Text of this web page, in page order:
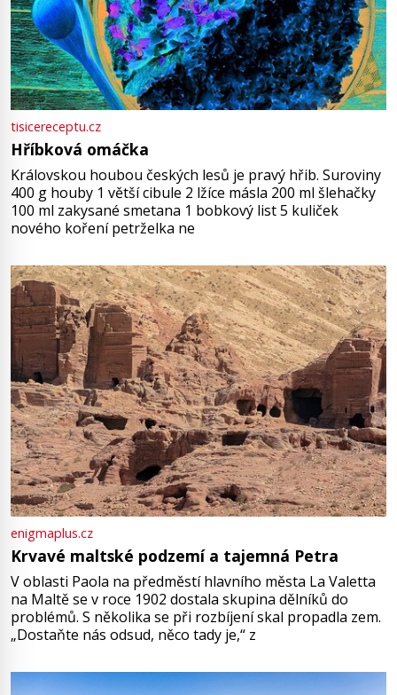
tisicereceptu.cz
Hříbková omáčka
Královskou houbou českých lesů je pravý hřib. Suroviny
400 g houby 1 větší cibule 2 lžíce másla 200 ml šlehačky
100 ml zakysané smetana 1 bobkový list 5 kuliček
nového koření petrželka ne
enigmaplus.cz
Krvavé maltské podzemí a tajemná Petra
V oblasti Paola na předměstí hlavního města La Valetta
na Maltě se v roce 1902 dostala skupina dělníků do
problémů. S několika se při rozbíjení skal propadla zem.
„Dostaňte nás odsud, něco tady je,“ z